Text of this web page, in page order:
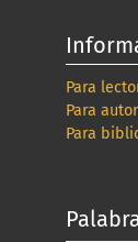
Para
Para
Para